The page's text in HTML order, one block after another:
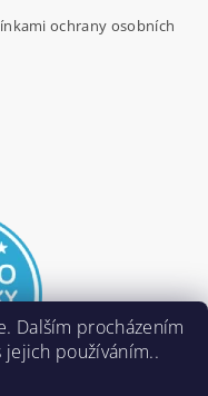
ochrany osobních
Dalším procházením
používáním..